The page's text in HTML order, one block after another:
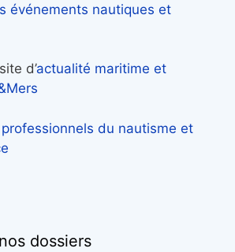
événements nautiques et
d’actualité maritime et
du nautisme et
dossiers